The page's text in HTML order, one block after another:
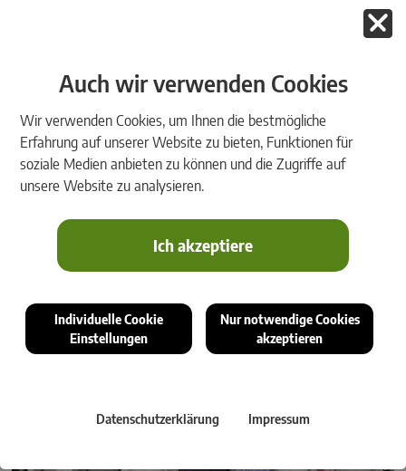
Auch wir verwenden Cookies
Wir verwenden Cookies, um Ihnen die bestmögliche
Erfahrung auf unserer Website zu bieten, Funktionen für
soziale Medien anbieten zu können und die Zugriffe auf
unsere Website zu analysieren.
Ich akzeptiere
Individuelle Cookie
Einstellungen
Nur notwendige Cookies
akzeptieren
Datenschutzerklärung Impressum
Im rmDATA Informationssystem werden auch Daten aus
Videobefahrungen gespeichert. Hier ein Beispiel einer Rohrinspektion
2022.